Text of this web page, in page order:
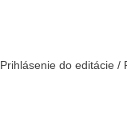
Prihlásenie do editácie /